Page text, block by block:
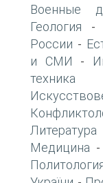
Военные
Геология -
России -
и СМИ -
Литература
Медицина -